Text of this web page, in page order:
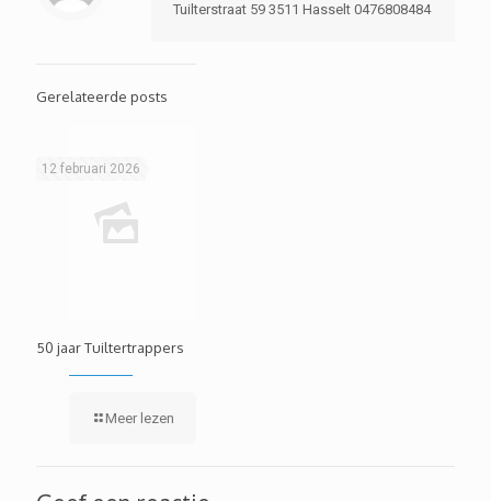
Tuilterstraat 59 3511 Hasselt 0476808484
Gerelateerde posts
12 februari 2026
50 jaar Tuiltertrappers
Meer lezen